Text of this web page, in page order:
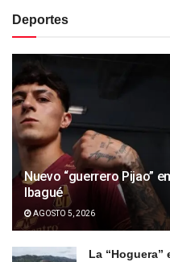
Deportes
Nuevo “guerrero Pijao”
Ibagué
AGOSTO 5, 2026
La